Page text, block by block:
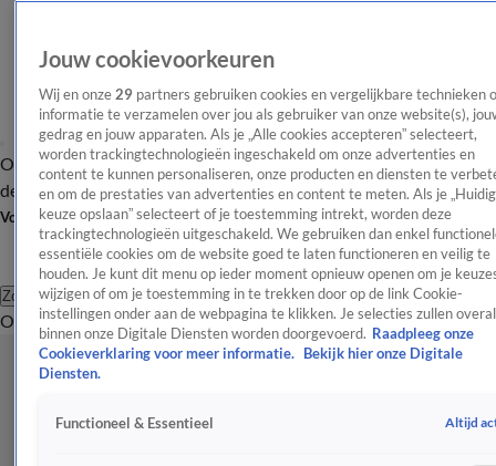
OverzichtAfleveringen Entertainment TV Algemeen
Tip
de redactieNieuwsbrief
Volg Shownieuws
Zoeken
OverzichtEntertainmentSpraakmakendRealityCrimeVideo's
Jouw cookievoorkeuren
Wij en onze 29 partners gebruiken cookies en vergelijkbare technieken
informatie te verzamelen over jou als gebruiker van onze website(s),
gedrag en jouw apparaten. Als je „Alle cookies accepteren” selecteert,
worden trackingtechnologieën ingeschakeld om onze advertenties en
content te kunnen personaliseren, onze producten en diensten te
en om de prestaties van advertenties en content te meten. Als je
keuze opslaan” selecteert of je toestemming intrekt, worden deze
trackingtechnologieën uitgeschakeld. We gebruiken dan enkel
essentiële cookies om de website goed te laten functioneren en veilig te
houden. Je kunt dit menu op ieder moment opnieuw openen om je
wijzigen of om je toestemming in te trekken door op de link Cookie-
instellingen onder aan de webpagina te klikken. Je selecties zullen overal
binnen onze Digitale Diensten worden doorgevoerd. Raadpleeg onze
Cookieverklaring voor meer informatie.
Bekijk hier onze Digitale
Diensten.
Functioneel & Essentieel Altijd